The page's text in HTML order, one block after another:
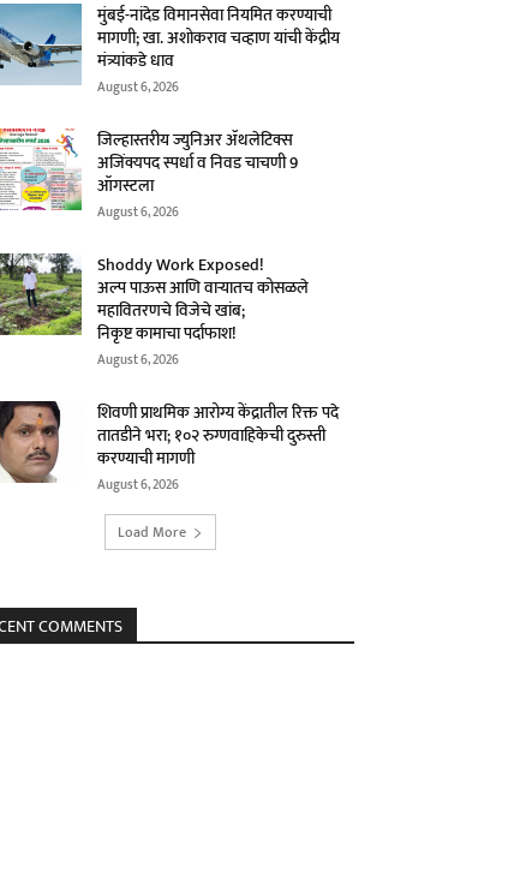
मुंबई-नांदेड विमानसेवा नियमित करण्याची
मागणी; खा. अशोकराव चव्हाण यांची केंद्रीय
मंत्र्यांकडे धाव
August 6, 2026
जिल्हास्तरीय ज्युनिअर ॲथलेटिक्स
अजिंक्यपद स्पर्धा व निवड चाचणी 9
ऑगस्टला
August 6, 2026
Shoddy Work Exposed!
अल्प पाऊस आणि वाऱ्यातच कोसळले
महावितरणचे विजेचे खांब;
निकृष्ट कामाचा पर्दाफाश!
August 6, 2026
शिवणी प्राथमिक आरोग्य केंद्रातील रिक्त पदे
तातडीने भरा; १०२ रुग्णवाहिकेची दुरुस्ती
करण्याची मागणी
August 6, 2026
Load More
COMMENTS